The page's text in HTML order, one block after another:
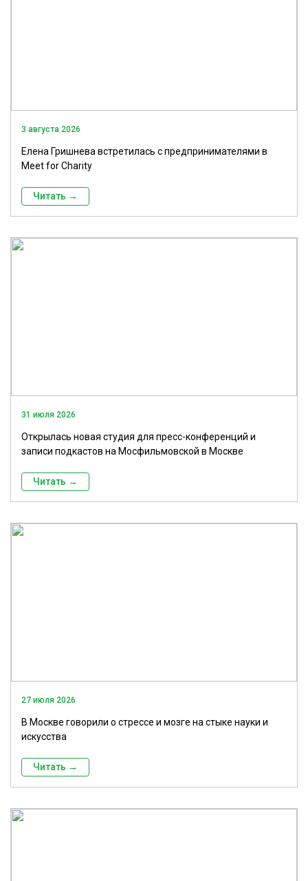
3 августа 2026
Елена Гришнева встретилась с предпринимателями в
Meet for Charity
Читать →
31 июля 2026
Открылась новая студия для пресс-конференций и
записи подкастов на Мосфильмовской в Москве
Читать →
27 июля 2026
В Москве говорили о стрессе и мозге на стыке науки и
искусства
Читать →